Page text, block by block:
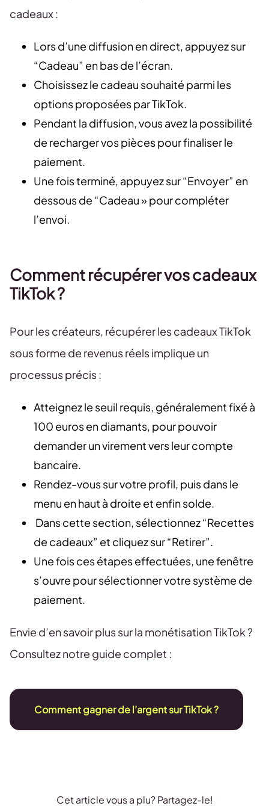
cadeaux :
Lors d’une diffusion en direct, appuyez sur
“Cadeau” en bas de l’écran.
Choisissez le cadeau souhaité parmi les
options proposées par TikTok.
Pendant la diffusion, vous avez la possibilité
de recharger vos pièces pour finaliser le
paiement.
Une fois terminé, appuyez sur “Envoyer” en
dessous de “Cadeau » pour compléter
l’envoi.
Comment récupérer vos cadeaux
TikTok ?
Pour les créateurs, récupérer les cadeaux TikTok
sous forme de revenus réels implique un
processus précis :
Atteignez le seuil requis, généralement fixé à
100 euros en diamants, pour pouvoir
demander un virement vers leur compte
bancaire.
Rendez-vous sur votre profil, puis dans le
menu en haut à droite et enfin solde.
Dans cette section, sélectionnez “Recettes
de cadeaux” et cliquez sur “Retirer”.
Une fois ces étapes effectuées, une fenêtre
s’ouvre pour sélectionner votre système de
paiement.
Envie d’en savoir plus sur la monétisation TikTok ?
Consultez notre guide complet :
Comment gagner de l’argent sur TikTok ?
Cet article vous a plu? Partagez-le!